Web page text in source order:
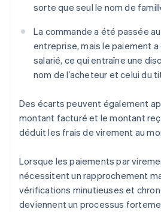
sorte que seul le nom de
La commande a été passée au
entreprise, mais le paiement
salarié, ce qui entraîne une
nom de l’acheteur et celui du
Des écarts peuvent également
montant facturé et le montant
déduit les frais de virement au
Lorsque les paiements par
nécessitent un rapprochement
vérifications minutieuses et
deviennent un processus